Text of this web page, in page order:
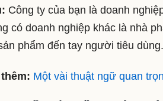
Công ty của bạn là doanh
có doanh nghiệp khác là nhà
phẩm đến tay người tiêu
Một vài thuật ngữ quan